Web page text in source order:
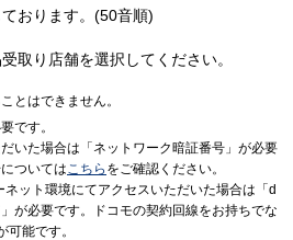
おります。(50音順)
取り店舗を選択してください。
とはできません。
です。
いた場合は「ネットワーク暗証番号」が必要
ついてはこちら をご確認ください。
ット環境にてアクセスいただいた場合は「d
が必要です。ドコモの契約回線をお持ちでな
能です。